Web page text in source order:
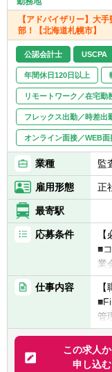
【アドバイザリー】大
部！【北海道札幌市】
公認会計士 USCPA
年間休日120日以上
リモートワーク／在宅勤
フレックス出勤／時差出
オンライン面接／WEB面
業種 監
雇用形態 正
最寄駅
応募条件
■
業
■
一
経
【
仕事内容
管
■
■
■
この求人
申し込む